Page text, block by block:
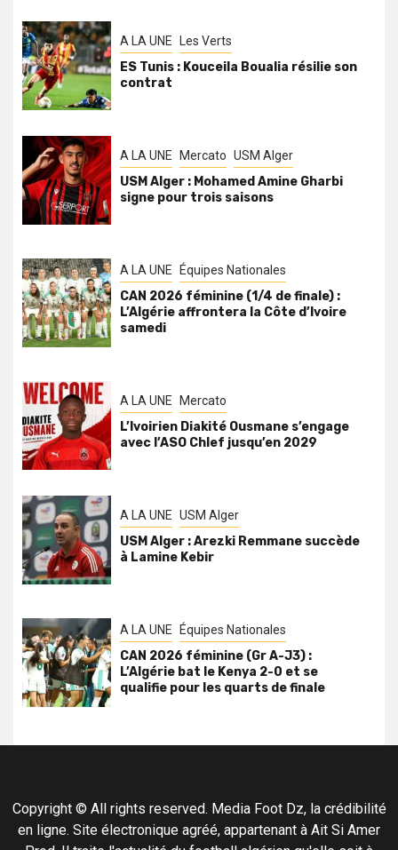
A LA UNE Les Verts
ES Tunis : Kouceila Boualia résilie son
contrat
A LA UNE Mercato USM Alger
USM Alger : Mohamed Amine Gharbi
signe pour trois saisons
A LA UNE Équipes Nationales
CAN 2026 féminine (1/4 de finale) :
L’Algérie affrontera la Côte d’Ivoire
samedi
A LA UNE Mercato
L’Ivoirien Diakité Ousmane s’engage
avec l’ASO Chlef jusqu’en 2029
A LA UNE USM Alger
USM Alger : Arezki Remmane succède
à Lamine Kebir
A LA UNE Équipes Nationales
CAN 2026 féminine (Gr A-J3) :
L’Algérie bat le Kenya 2-0 et se
qualifie pour les quarts de finale
Copyright © All rights reserved. Media Foot Dz, la crédibilité
en ligne. Site électronique agréé, appartenant à Ait Si Amer